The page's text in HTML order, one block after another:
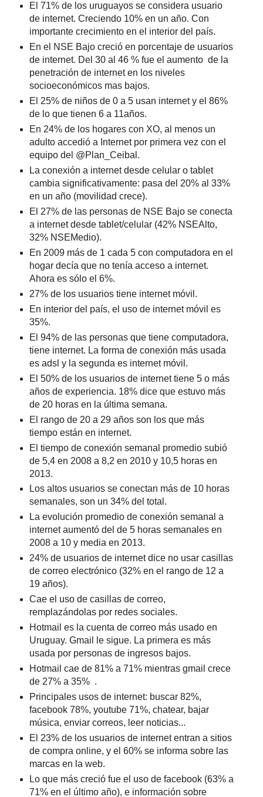
El 71% de los uruguayos se considera usuario
de internet. Creciendo 10% en un año. Con
importante crecimiento en el interior del país.
En el NSE Bajo creció en porcentaje de usuarios
de internet. Del 30 al 46 % fue el aumento de la
penetración de internet en los niveles
socioeconómicos mas bajos.
El 25% de niños de 0 a 5 usan internet y el 86%
de lo que tienen 6 a 11años.
En 24% de los hogares con XO, al menos un
adulto accedió a Internet por primera vez con el
equipo del @Plan_Ceibal.
La conexión a internet desde celular o tablet
cambia significativamente: pasa del 20% al 33%
en un año (movilidad crece).
El 27% de las personas de NSE Bajo se conecta
a internet desde tablet/celular (42% NSEAlto,
32% NSEMedio).
En 2009 más de 1 cada 5 con computadora en el
hogar decía que no tenía acceso a internet.
Ahora es sólo el 6%.
27% de los usuarios tiene internet móvil.
En interior del país, el uso de internet móvil es
35%.
El 94% de las personas que tiene computadora,
tiene internet. La forma de conexión más usada
es adsl y la segunda es internet móvil.
El 50% de los usuarios de internet tiene 5 o más
años de experiencia. 18% dice que estuvo más
de 20 horas en la última semana.
El rango de 20 a 29 años son los que más
tiempo están en internet.
El tiempo de conexión semanal promedio subió
de 5,4 en 2008 a 8,2 en 2010 y 10,5 horas en
2013.
Los altos usuarios se conectan más de 10 horas
semanales, son un 34% del total.
La evolución promedio de conexión semanal a
internet aumentó del de 5 horas semanales en
2008 a 10 y media en 2013.
24% de usuarios de internet dice no usar casillas
de correo electrónico (32% en el rango de 12 a
19 años).
Cae el uso de casillas de correo,
remplazándolas por redes sociales.
Hotmail es la cuenta de correo más usado en
Uruguay. Gmail le sigue. La primera es más
usada por personas de ingresos bajos.
Hotmail cae de 81% a 71% mientras gmail crece
de 27% a 35% .
Principales usos de internet: buscar 82%,
facebook 78%, youtube 71%, chatear, bajar
música, enviar correos, leer noticias...
El 23% de los usuarios de internet entran a sitios
de compra online, y el 60% se informa sobre las
marcas en la web.
Lo que más creció fue el uso de facebook (63% a
71% en el último año), e información sobre